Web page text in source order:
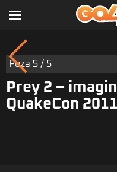
Poza 5 / 5
Prey 2 –
QuakeCon 2011